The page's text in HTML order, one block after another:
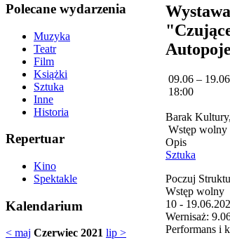
Polecane wydarzenia
Muzyka
Teatr
Film
Książki
Sztuka
Inne
Historia
Repertuar
Kino
Spektakle
Kalendarium
< maj Czerwiec 2021 lip >
09.06 –
18:00
Barak
Wstęp wolny
Opis
Sztuka
Poczuj
Wstęp wolny
10 -
Wernisaż:
Performans i